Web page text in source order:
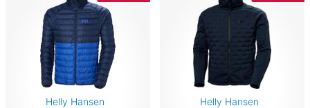
Helly Hansen Helly Hansen